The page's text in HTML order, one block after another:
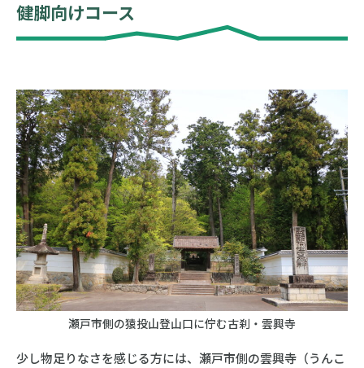
健脚向けコース
瀬戸市側の猿投山登山口に佇む古刹・雲興寺
少し物足りなさを感じる方には、瀬戸市側の雲興寺（うんこ